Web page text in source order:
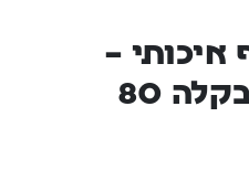
איכותי –
סושי ברווז ודג בקלה 80